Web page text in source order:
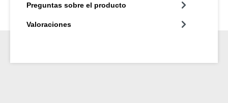
Preguntas sobre el producto
Valoraciones